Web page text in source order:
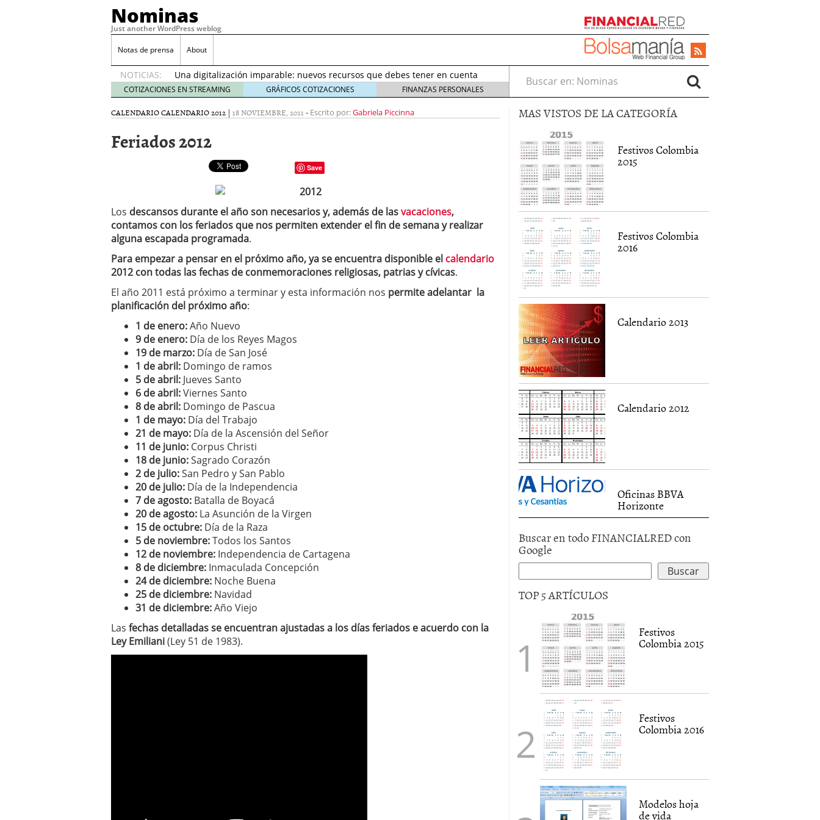
Nominas
Just another WordPress weblog
Notas de prensa About
NOTICIAS:
Desempleo Colombia septiembre 2017
Una digitalización imparable: nuevos recursos que debes tener en cuenta
en el sector financiero
septiembre 2, 2021
¿Cómo afectó el Coronavirus al desarrollo de las nuevas tecnologías? mayo
22, 2021
Desempleo Colombia septiembre 2017
COTIZACIONES EN STREAMING GRÁFICOS COTIZACIONES FINANZAS PERSONALES
Buscar en:
CALENDARIOCALENDARIO 2012 | 18 NOVIEMBRE, 2011 - Escrito por:Gabriela Piccinna
Feriados 2012
Save
Los descansos durante el año son necesarios y, además de lasvacaciones,
contamos con los feriados que nos permiten extender el fin de semana y realizar
alguna escapada programada.
Para empezar a pensar en el próximo año, ya se encuentra disponible el calendario
2012 con todas las fechas de conmemoraciones religiosas, patrias y cívicas.
El año 2011 está próximo a terminar y esta información nos permite adelantar la
planificación del próximo año:
1 de enero:Año Nuevo
9 de enero: Día de los Reyes Magos
19 de marzo: Día de San José
1 de abril: Domingo de ramos
5 de abril: Jueves Santo
6 de abril:Viernes Santo
8 de abril: Domingo de Pascua
1 de mayo: Día del Trabajo
21 de mayo: Día de la Ascensión del Señor
11 de junio: Corpus Christi
18 de junio:Sagrado Corazón
2 de julio:San Pedro y San Pablo
20 de julio: Día de la Independencia
7 de agosto: Batalla de Boyacá
20 de agosto: La Asunción de la Virgen
15 de octubre: Día de la Raza
5 de noviembre:Todos los Santos
12 de noviembre: Independencia de Cartagena
8 de diciembre: Inmaculada Concepción
24 de diciembre: Noche Buena
25 de diciembre: Navidad
31 de diciembre:Año Viejo
Las fechas detalladas se encuentran ajustadas a los días feriados e acuerdo con la
Ley Emiliani(Ley 51 de 1983).
MAS VISTOS DE LA CATEGORÍA
Festivos Colombia
2015
Festivos Colombia
2016
Calendario 2013
Calendario 2012
Oficinas BBVA
Horizonte
Buscar en todo FINANCIALRED con
Google
TOP 5 ARTÍCULOS
Festivos
Colombia 2015
Festivos
Colombia 2016
Modelos hoja
de vida